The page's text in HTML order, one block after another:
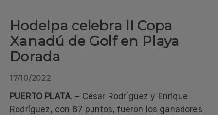
Hodelpa celebra II Copa
Xanadú de Golf en Playa
Dorada
17/10/2022
PUERTO PLATA. – César Rodríguez y Enrique
Rodríguez, con 87 puntos, fueron los ganadores